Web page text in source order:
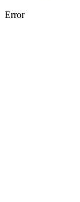
Error